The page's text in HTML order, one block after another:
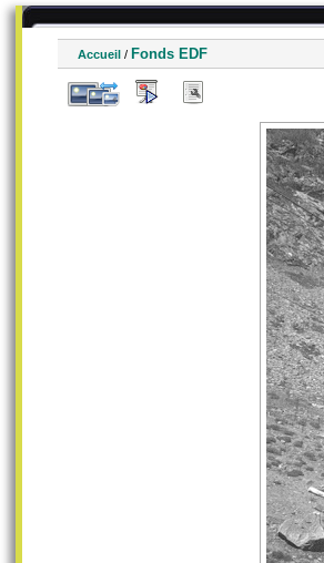
Accueil / Fonds EDF